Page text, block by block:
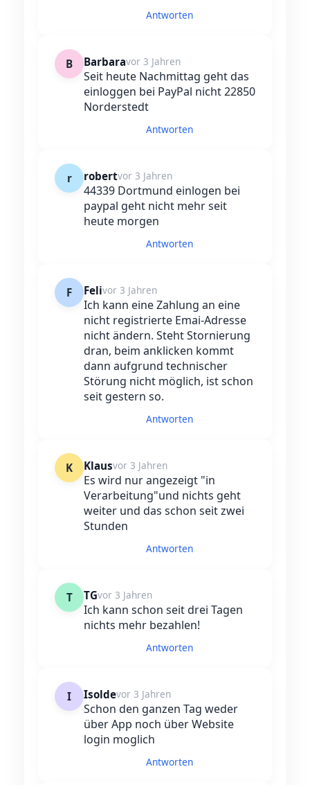
Antworten
B Barbaravor 3 Jahren
Seit heute Nachmittag geht das
einloggen bei PayPal nicht 22850
Norderstedt
Antworten
r robertvor 3 Jahren
44339 Dortmund einlogen bei
paypal geht nicht mehr seit
heute morgen
Antworten
F Felivor 3 Jahren
Ich kann eine Zahlung an eine
nicht registrierte Emai-Adresse
nicht ändern. Steht Stornierung
dran, beim anklicken kommt
dann aufgrund technischer
Störung nicht möglich, ist schon
seit gestern so.
Antworten
K Klausvor 3 Jahren
Es wird nur angezeigt "in
Verarbeitung"und nichts geht
weiter und das schon seit zwei
Stunden
Antworten
T TGvor 3 Jahren
Ich kann schon seit drei Tagen
nichts mehr bezahlen!
Antworten
I Isoldevor 3 Jahren
Schon den ganzen Tag weder
über App noch über Website
login moglich
Antworten